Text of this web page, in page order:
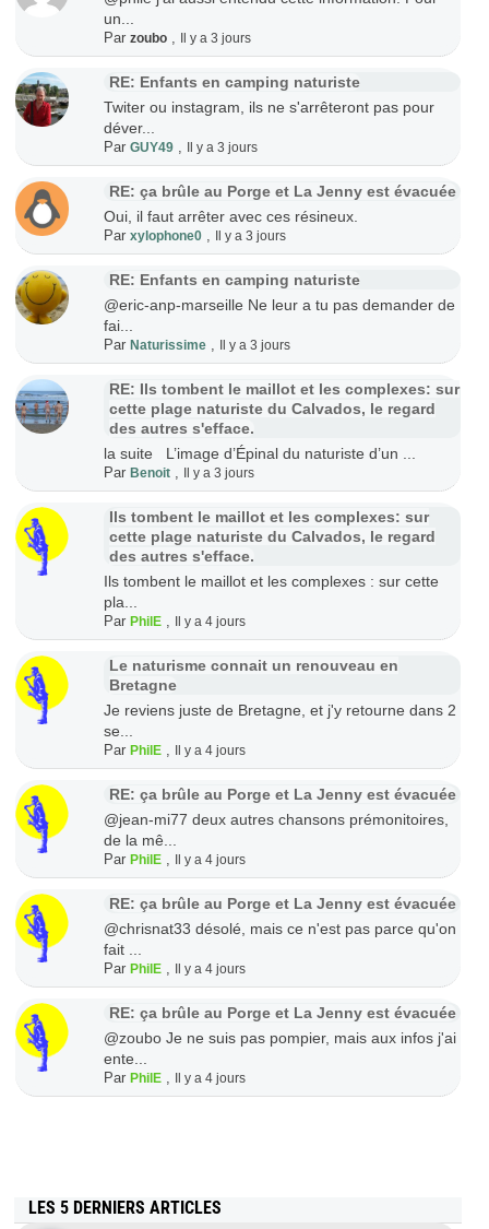
un...
Parzoubo , Il y a 3 jours
RE: Enfants en camping naturiste
Twiter ou instagram, ils ne s'arrêteront pas pour
déver...
ParGUY49 , Il y a 3 jours
RE: ça brûle au Porge et La Jenny est évacuée
Oui, il faut arrêter avec ces résineux.
Parxylophone0 , Il y a 3 jours
RE: Enfants en camping naturiste
@eric-anp-marseille Ne leur a tu pas demander de
fai...
ParNaturissime , Il y a 3 jours
RE: Ils tombent le maillot et les complexes: sur
cette plage naturiste du Calvados, le regard
des autres s'efface.
la suite L’image d’Épinal du naturiste d’un ...
ParBenoit , Il y a 3 jours
Ils tombent le maillot et les complexes: sur
cette plage naturiste du Calvados, le regard
des autres s'efface.
Ils tombent le maillot et les complexes : sur cette
pla...
ParPhilE , Il y a 4 jours
Le naturisme connait un renouveau en
Bretagne
Je reviens juste de Bretagne, et j'y retourne dans 2
se...
ParPhilE , Il y a 4 jours
RE: ça brûle au Porge et La Jenny est évacuée
@jean-mi77 deux autres chansons prémonitoires,
de la mê...
ParPhilE , Il y a 4 jours
RE: ça brûle au Porge et La Jenny est évacuée
@chrisnat33 désolé, mais ce n'est pas parce qu'on
fait ...
ParPhilE , Il y a 4 jours
RE: ça brûle au Porge et La Jenny est évacuée
@zoubo Je ne suis pas pompier, mais aux infos j'ai
ente...
ParPhilE , Il y a 4 jours
LES 5 DERNIERS ARTICLES